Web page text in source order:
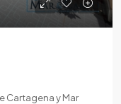
Cartagena y Mar